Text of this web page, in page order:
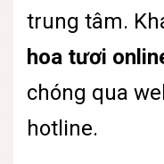
trung tâm.
hoa tươi
chóng qua
hotline.